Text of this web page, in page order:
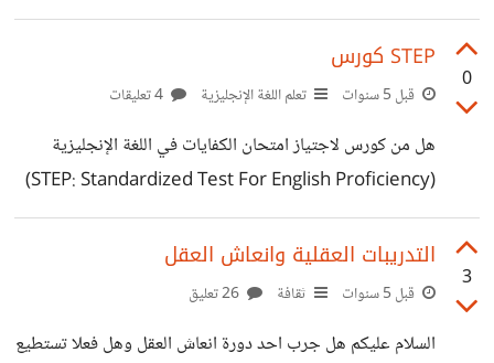
rh=p_27%3AAWS+Training+%26+Certification&la
nguage=en_US&linkCode=sl2&linkId=2b5bf8120
bdacf23c2ea3c1bb893351a&tag=google0af1-
بزبط بعطيني هيك، إذا حد بعرف يا ريت يحكيلي
https://suar.me/o7Bl7
0
STEP كورس
قبل 5 سنوات تعلم اللغة الإنجليزية
هل من كورس لاجتياز امتحان الكفايات في اللغة الإنجليزية
(STEP: Standardized Test For English Proficiency)
3
التدريبات العقلية وانعاش العقل
قبل 5 سنوات ثقافة
السلام عليكم هل جرب احد دورة انعاش العقل وهل فعلا تستطيع